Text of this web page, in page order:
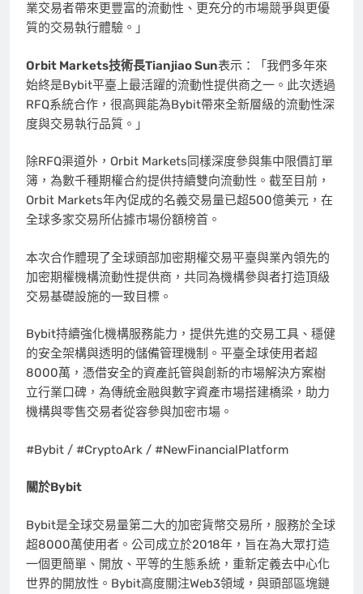
業交易者帶來更豐富的流動性、更充分的市場競爭與更優
質的交易執行體驗。」
Orbit Markets技術長Tianjiao Sun表示：「我們多年來
始終是Bybit平臺上最活躍的流動性提供商之一。此次透過
RFQ系統合作，很高興能為Bybit帶來全新層級的流動性深
度與交易執行品質。」
除RFQ渠道外，Orbit Markets同樣深度參與集中限價訂單
簿，為數千種期權合約提供持續雙向流動性。截至目前，
Orbit Markets年內促成的名義交易量已超500億美元，在
全球多家交易所佔據市場份額榜首。
本次合作體現了全球頭部加密期權交易平臺與業內領先的
加密期權機構流動性提供商，共同為機構參與者打造頂級
交易基礎設施的一致目標。
Bybit持續強化機構服務能力，提供先進的交易工具、穩健
的安全架構與透明的儲備管理機制。平臺全球使用者超
8000萬，憑借安全的資產託管與創新的市場解決方案樹
立行業口碑，為傳統金融與數字資產市場搭建橋梁，助力
機構與零售交易者從容參與加密市場。
#Bybit / #CryptoArk / #NewFinancialPlatform
關於Bybit
Bybit是全球交易量第二大的加密貨幣交易所，服務於全球
超8000萬使用者。公司成立於2018年，旨在為大眾打造
一個更簡單、開放、平等的生態系統，重新定義去中心化
世界的開放性。Bybit高度關注Web3領域，與頭部區塊鏈